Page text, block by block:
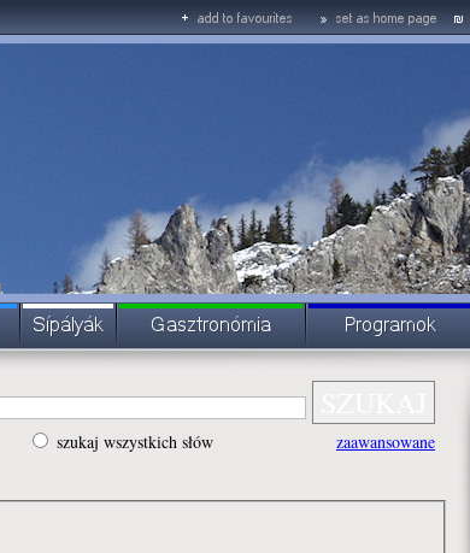
szukaj wszystkich słów
zaawansowane